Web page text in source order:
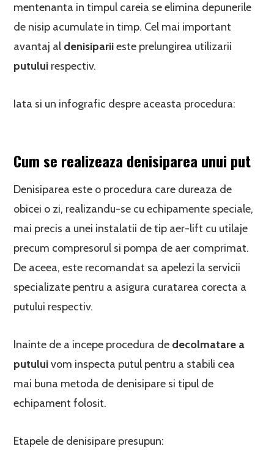
mentenanta in timpul careia se elimina depunerile
de nisip acumulate in timp. Cel mai important
avantaj al denisipariieste prelungirea utilizarii
putului respectiv.
Iata si un infografic despre aceasta procedura:
Cum se realizeaza denisiparea unui put
Denisiparea este o procedura care dureaza de
obicei o zi, realizandu-se cu echipamente speciale,
mai precis a unei instalatii de tip aer-lift cu utilaje
precum compresorul si pompa de aer comprimat.
De aceea, este recomandat sa apelezi la servicii
specializate pentru a asigura curatarea corecta a
putului respectiv.
Inainte de a incepe procedura de decolmatare a
putuluivom inspecta putul pentru a stabili cea
mai buna metoda de denisipare si tipul de
echipament folosit.
Etapele de denisipare presupun: